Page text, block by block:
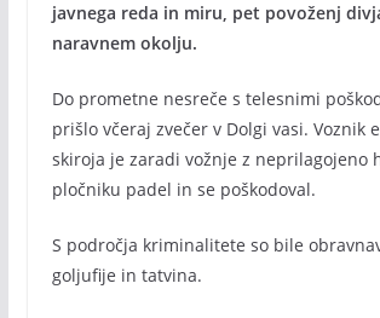
javnega reda in miru, pet povoženj
naravnem okolju.
Do prometne nesreče s telesnimi
prišlo včeraj zvečer v Dolgi vasi. Voznik
skiroja je zaradi vožnje z neprilagojeno
pločniku padel in se poškodoval.
S področja kriminalitete so bile
goljufije in tatvina.